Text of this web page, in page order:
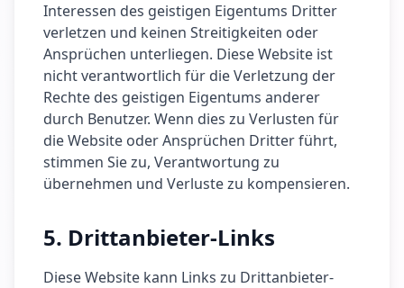
Interessen des geistigen Eigentums Dritter
verletzen und keinen Streitigkeiten oder
Ansprüchen unterliegen. Diese Website ist
nicht verantwortlich für die Verletzung der
Rechte des geistigen Eigentums anderer
durch Benutzer. Wenn dies zu Verlusten für
die Website oder Ansprüchen Dritter führt,
stimmen Sie zu, Verantwortung zu
übernehmen und Verluste zu kompensieren.
5. Drittanbieter-Links
Diese Website kann Links zu Drittanbieter-